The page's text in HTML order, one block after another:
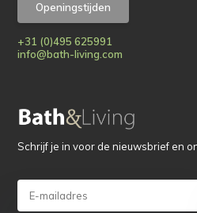
Openingstijden
+31 (0)495 625991
info@bath-living.com
Schrijf je in voor de nieuwsbrief en